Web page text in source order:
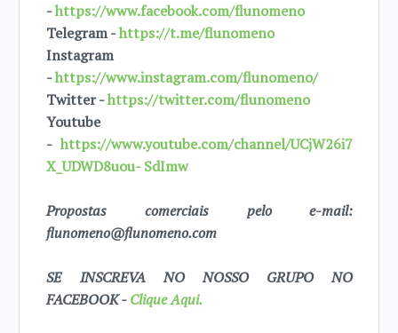
-https://www.facebook.com/flunomeno
Telegram -https://t.me/flunomeno
Instagram
-https://www.instagram.com/flunomeno/
Twitter -https://twitter.com/flunomeno
Youtube
-https://www.youtube.com/channel/UCjW26i7
X_UDWD8uou- SdImw
Propostas comerciais pelo e-mail:
flunomeno@flunomeno.com
SE INSCREVA NO NOSSO GRUPO NO
FACEBOOK -Clique Aqui.